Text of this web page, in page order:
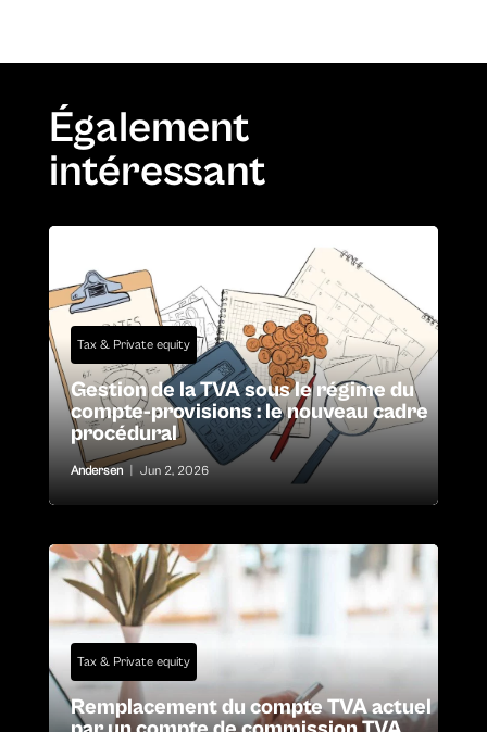
Également
intéressant
Tax & Private equity
Gestion de la TVA sous le régime du
compte-provisions : le nouveau cadre
procédural
Andersen Jun 2, 2026
Tax & Private equity
Remplacement du compte TVA actuel